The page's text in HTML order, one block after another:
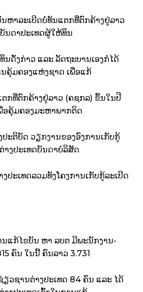
ຫາ​ລະເບີດ​ບໍ່​ທັນ​ແຕກ​ທີ່​ຕົກ​ຄ້າງ​ຢູ່​ລາວ​
ນດາ​ປະເທດ​ຜູ້​ໃຫ້​ທຶນ​
ນ​ດັ່ງກ່າວ ແລະ ລັດຖະບານ​ເອງ​ກໍ​ໄດ້​
ຄຸ້ມ​ຄອງ​ແຫ່ງ​ຊາດ ເພື່ອ​ແກ້
ກ​ທີ່​ຕົກ​ຄ້າງ​ຢູ່ລາວ (ຄຊກລ) ຂຶ້ນ​ໃນ​ປີ
ອ​ຄຸ້ມ​ຄອງ​ມະຫາ​ພາກ​ຕິດ
ະຕິບັດ​ ວຽກງານ​ຂອງ​ອົງການ​ເກັບ​ກູ້
ງປະເທດ​ບັນດາ​ບໍລິສັດ
ປະເທດ​ລວມທັງ​ໂຄງການ​ເກັບ​ກູ້​ລະເບີດ​
ແກ້​ໄຂ​ບັນ ຫາ ລບຕ ມີ​ພະນັກງານ-
ຄົນ ໃນ​ນີ້ ຄົນ​ລາວ 3.731
ຽວຊານ​ຕ່າງປະເທດ 84 ຄົນ ແລະ ໄດ້​